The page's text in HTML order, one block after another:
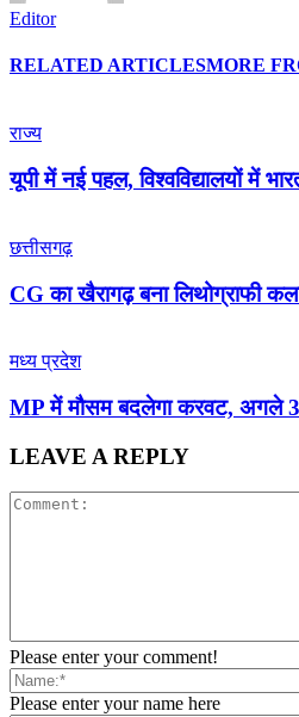
Editor
RELATED ARTICLESMORE
राज्य
यूपी में नई पहल, विश्वविद्यालयों में
छत्तीसगढ़
CG का खैरागढ़ बना लिथोग्राफी
मध्य प्रदेश
MP में मौसम बदलेगा करवट, अगले 3
LEAVE A REPLY
Please enter your comment!
Please enter your name here